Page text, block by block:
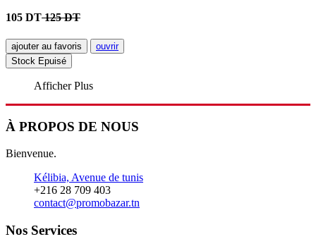
105 DT125 DT
ajouter au favoris
ouvrir
Stock Epuisé
Afficher Plus
À PROPOS DE NOUS
Bienvenue.
Kélibia, Avenue de tunis
+216 28 709 403
contact@promobazar.tn
Nos Services